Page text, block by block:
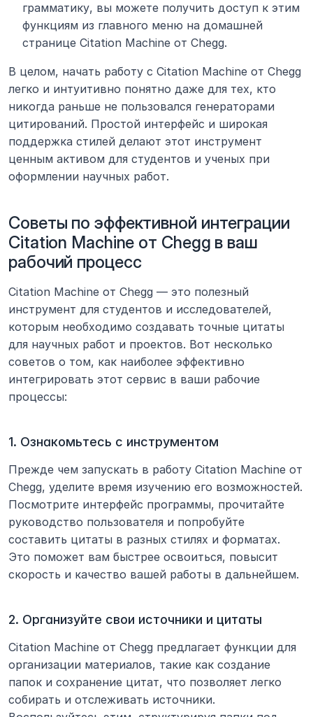
грамматику, вы можете получить доступ к этим
функциям из главного меню на домашней
странице Citation Machine от Chegg.
В целом, начать работу с Citation Machine от Chegg
легко и интуитивно понятно даже для тех, кто
никогда раньше не пользовался генераторами
цитирований. Простой интерфейс и широкая
поддержка стилей делают этот инструмент
ценным активом для студентов и ученых при
оформлении научных работ.
Советы по эффективной интеграции
Citation Machine от Chegg в ваш
рабочий процесс
Citation Machine от Chegg — это полезный
инструмент для студентов и исследователей,
которым необходимо создавать точные цитаты
для научных работ и проектов. Вот несколько
советов о том, как наиболее эффективно
интегрировать этот сервис в ваши рабочие
процессы:
1. Ознакомьтесь с инструментом
Прежде чем запускать в работу Citation Machine от
Chegg, уделите время изучению его возможностей.
Посмотрите интерфейс программы, прочитайте
руководство пользователя и попробуйте
составить цитаты в разных стилях и форматах.
Это поможет вам быстрее освоиться, повысит
скорость и качество вашей работы в дальнейшем.
2. Организуйте свои источники и цитаты
Citation Machine от Chegg предлагает функции для
организации материалов, такие как создание
папок и сохранение цитат, что позволяет легко
собирать и отслеживать источники.